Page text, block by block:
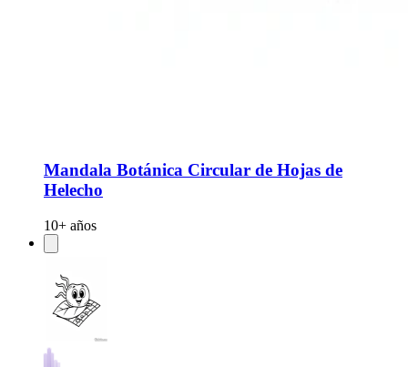
Mandala Botánica Circular de Hojas de
Helecho
10+ años